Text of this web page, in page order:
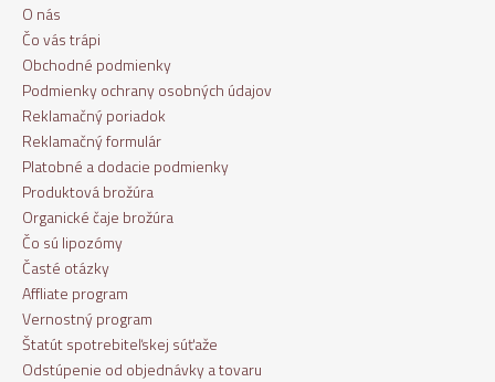
O nás
Čo vás trápi
Obchodné podmienky
Podmienky ochrany osobných údajov
Reklamačný poriadok
Reklamačný formulár
Platobné a dodacie podmienky
Produktová brožúra
Organické čaje brožúra
Čo sú lipozómy
Časté otázky
Affliate program
Vernostný program
Štatút spotrebiteľskej súťaže
Odstúpenie od objednávky a tovaru